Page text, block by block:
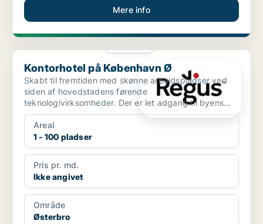
Mere info
Kontorhotel på København Ø
Kontorhotel på København Ø
Skabt til fremtiden med skønne arbejdspladser ved
siden af hovedstadens førende
teknologivirksomheder. Der er let adgang til byens
centrum fra Lyngbyvej 20 t...
Areal
1 - 100 pladser
Pris pr. md.
Ikke angivet
Område
Østerbro